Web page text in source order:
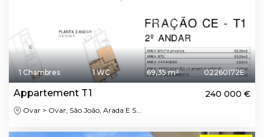
1 Chambres 1 WC 69,35 m² 02260172E
Appartement T1 240 000 €
Ovar > Ovar, São João, Arada E S...